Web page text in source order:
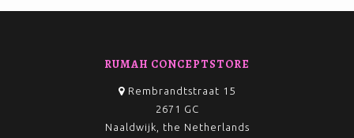
RUMAH CONCEPTSTORE
Rembrandtstraat 15
2671 GC
Naaldwijk, the Netherlands